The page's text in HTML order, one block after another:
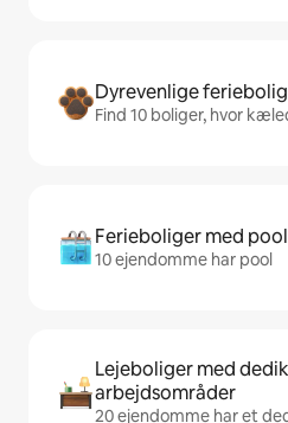
Dyrevenlige
Find 10 boliger, hvor
Ferieboliger med pool
10 ejendomme har pool
Lejeboliger med
arbejdsområder
20 ejendomme har et